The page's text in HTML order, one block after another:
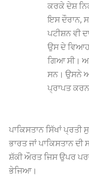
ਕਰਕੇ ਦੇਸ਼
ਇਸ ਦੌਰਾਨ,
ਪਟੀਸ਼ਨ ਵੀ
ਉਸ ਦੇ
ਗਿਆ ਸੀ।
ਸਨ। ਉਸਨੇ
ਪ੍ਰਾਪਤ ਕਰਨ
ਪਾਕਿਸਤਾਨ ਸਿੱਖਾਂ ਪ੍ਰਤੀ
ਭਾਰਤ ਜਾਂ ਪਾਕਿਸਤਾਨ ਦੀ
ਸ਼ੱਕੀ ਔਰਤ ਜਿਸ ਉਪਰ
ਭੇਜਿਆ।